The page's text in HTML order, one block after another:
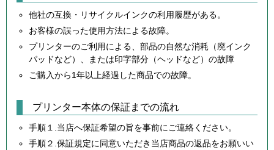
他社の互換・リサイクルインクの利用履歴がある。
お客様の誤った使用方法による故障。
プリンターのご利用による、部品の自然な消耗（廃インク
パッドなど）、または印字部分（ヘッドなど）の故障
ご購入から1年以上経過した商品での故障。
プリンター本体の保証までの流れ
手順１.当店へ保証希望の旨を事前にご連絡ください。
手順２.保証規定に同意いただき当店商品の返品をお願いい